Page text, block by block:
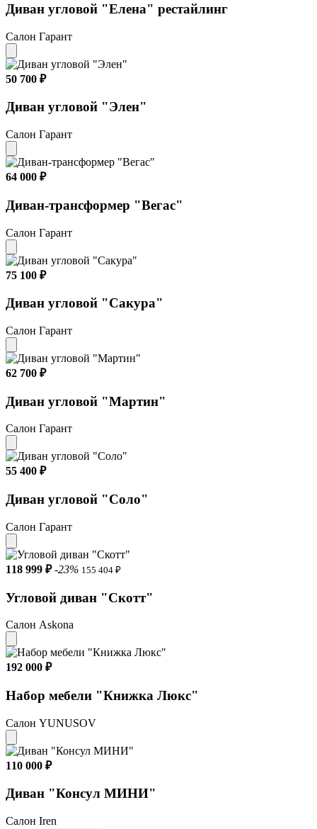
Диван угловой "Елена" рестайлинг
Салон Гарант
50 700 ₽
Диван угловой "Элен"
Салон Гарант
64 000 ₽
Диван-трансформер "Вегас"
Салон Гарант
75 100 ₽
Диван угловой "Сакура"
Салон Гарант
62 700 ₽
Диван угловой "Мартин"
Салон Гарант
55 400 ₽
Диван угловой "Соло"
Салон Гарант
118 999 ₽ -23% 155 404 ₽
Угловой диван "Скотт"
Салон Askona
192 000 ₽
Набор мебели "Книжка Люкс"
Салон YUNUSOV
110 000 ₽
Диван "Консул МИНИ"
Салон Iren